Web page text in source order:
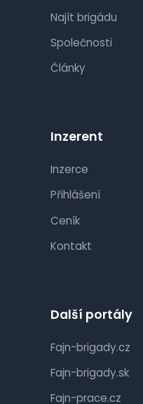
Najít brigádu
Společnosti
Články
Inzerent
Inzerce
Přihlášení
Ceník
Kontakt
Další portály
Fajn-brigady.cz
Fajn-brigady.sk
Fajn-prace.cz